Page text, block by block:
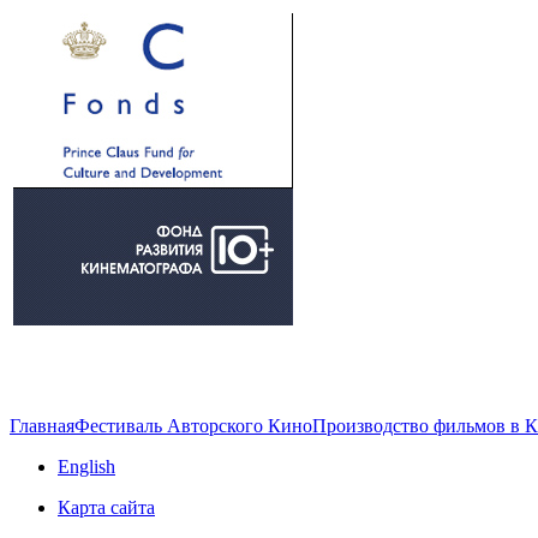
ГлавнаяФестиваль Авторского КиноПроизводство фильмов в
English
Карта сайта